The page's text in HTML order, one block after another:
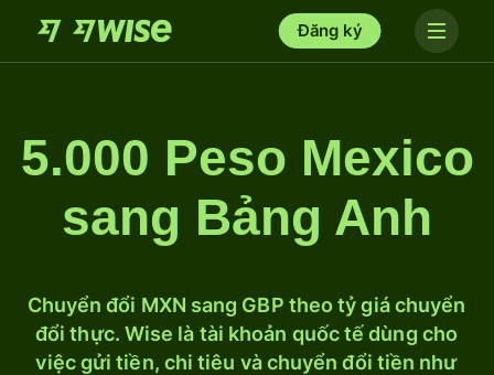
Đăng ký
5.000 Peso Mexico
sang Bảng Anh
Chuyển đổi MXN sang GBP theo tỷ giá chuyển
đổi thực. Wise là tài khoản quốc tế dùng cho
việc gửi tiền, chi tiêu và chuyển đổi tiền như